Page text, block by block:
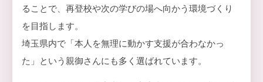
ることで、再登校や次の学びの場へ向かう環境づくり
を目指します。
埼玉県内で「本人を無理に動かす支援が合わなかっ
た」という親御さんにも多く選ばれています。